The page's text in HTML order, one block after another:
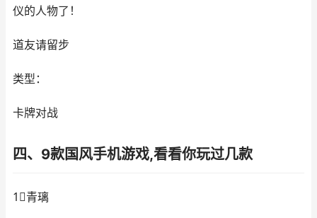
仪的人物了！
道友请留步
类型：
卡牌对战
四、9款国风手机游戏,看看你玩过几款
1⃣️青璃